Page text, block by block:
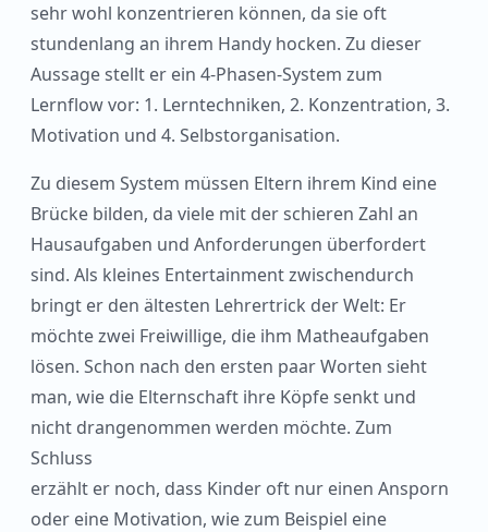
sehr wohl konzentrieren können, da sie oft
stundenlang an ihrem Handy hocken. Zu dieser
Aussage stellt er ein 4-Phasen-System zum
Lernflow vor: 1. Lerntechniken, 2. Konzentration, 3.
Motivation und 4. Selbstorganisation.
Zu diesem System müssen Eltern ihrem Kind eine
Brücke bilden, da viele mit der schieren Zahl an
Hausaufgaben und Anforderungen überfordert
sind. Als kleines Entertainment zwischendurch
bringt er den ältesten Lehrertrick der Welt: Er
möchte zwei Freiwillige, die ihm Matheaufgaben
lösen. Schon nach den ersten paar Worten sieht
man, wie die Elternschaft ihre Köpfe senkt und
nicht drangenommen werden möchte. Zum
Schluss
erzählt er noch, dass Kinder oft nur einen Ansporn
oder eine Motivation, wie zum Beispiel eine